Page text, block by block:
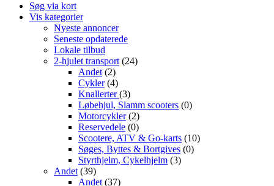
Søg via kort
Vis kategorier
Nyeste annoncer
Seneste opdaterede
Lokale tilbud
2-hjulet transport (24)
Andet (2)
Cykler(4)
Knallerter(3)
Løbehjul, Slamm scooters (0)
Motorcykler(2)
Reservedele (0)
Scootere, ATV & Go-karts (10)
Søges, Byttes & Bortgives (0)
Styrthjelm, Cykelhjelm (3)
Andet (39)
Andet (37)